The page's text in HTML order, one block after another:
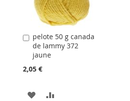
pelote 50 g canada
de lammy 372
jaune
2,05 €
Ajouter
au
panier
AJOUTER